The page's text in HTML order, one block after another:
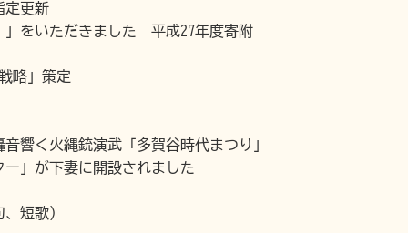
定更新
をいただきました 平成27年度寄附
略」策定
く火縄銃演武「多賀谷時代まつり」
」が下妻に開設されました
短歌）